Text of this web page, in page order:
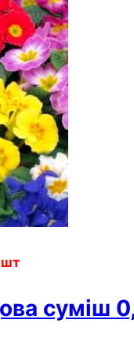
шт
суміш